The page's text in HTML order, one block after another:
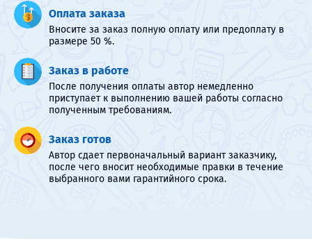
Оплата заказа
Вносите за заказ полную оплату или предоплату в
размере 50 %.
Заказ в работе
После получения оплаты автор немедленно
приступает к выполнению вашей работы согласно
полученным требованиям.
Заказ готов
Автор сдает первоначальный вариант заказчику,
после чего вносит необходимые правки в течение
выбранного вами гарантийного срока.